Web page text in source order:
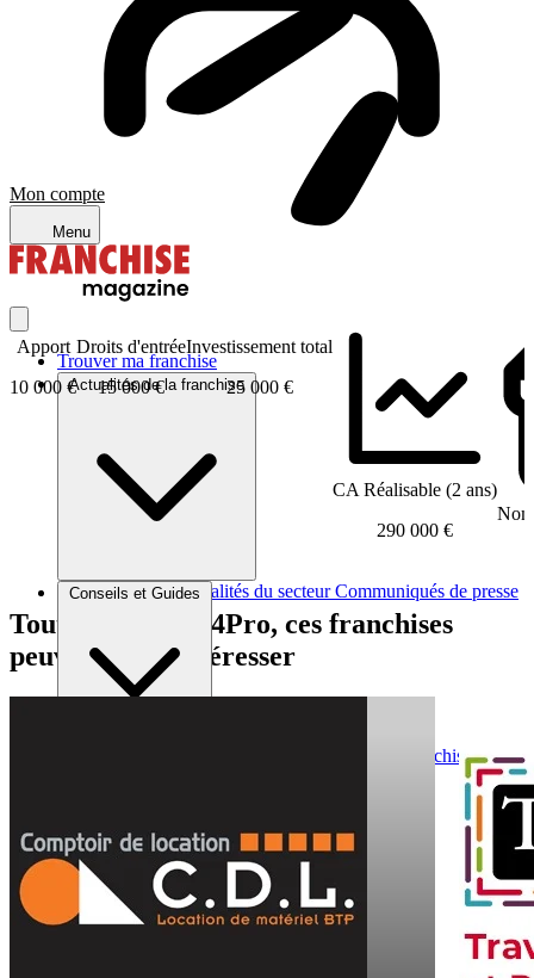
Mon compte
Menu
Trouver ma franchise
Actualités de la franchise
Brèves et actus Actualités du secteur Communiqués de presse
Conseils et Guides
Devenir franchiseur
Apport
10 000 €
Droits d'entrée
15 000 €
Investissement total
25 000 €
CA Réalisable (2 ans)
290 000 €
Tout comme Net4Pro, ces franchises
peuvent vous intéresser